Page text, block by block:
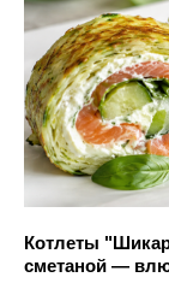
Котлеты
сметаной —